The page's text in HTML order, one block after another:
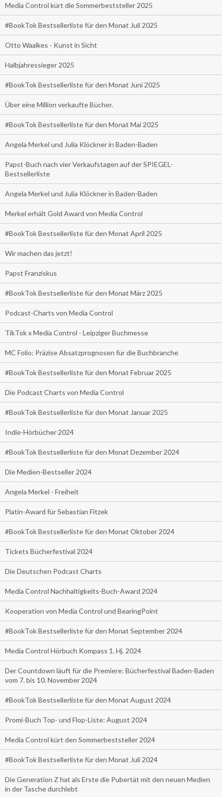
Media Control kürt die Sommerbeststeller 2025
#BookTok Bestsellerliste für den Monat Juli 2025
Otto Waalkes - Kunst in Sicht
Halbjahressieger 2025
#BookTok Bestsellerliste für den Monat Juni 2025
Über eine Million verkaufte Bücher.
#BookTok Bestsellerliste für den Monat Mai 2025
Angela Merkel und Julia Klöckner in Baden-Baden
Papst-Buch nach vier Verkaufstagen auf der SPIEGEL-
Bestsellerliste
Angela Merkel und Julia Klöckner in Baden-Baden
Merkel erhält Gold Award von Media Control
#BookTok Bestsellerliste für den Monat April 2025
Wir machen das jetzt!
Papst Franziskus
#BookTok Bestsellerliste für den Monat März 2025
Podcast-Charts von Media Control
TikTok x Media Control - Leipziger Buchmesse
MC Folio: Präzise Absatzprognosen für die Buchbranche
#BookTok Bestsellerliste für den Monat Februar 2025
Die Podcast Charts von Media Control
#BookTok Bestsellerliste für den Monat Januar 2025
Indie-Hörbücher 2024
#BookTok Bestsellerliste für den Monat Dezember 2024
Die Medien-Bestseller 2024
Angela Merkel - Freiheit
Platin-Award für Sebastian Fitzek
#BookTok Bestsellerliste für den Monat Oktober 2024
Tickets Bücherfestival 2024
Die Deutschen Podcast Charts
Media Control Nachhaltigkeits-Buch-Award 2024
Kooperation von Media Control und BearingPoint
#BookTok Bestsellerliste für den Monat September 2024
Media Control Hörbuch Kompass 1. Hj. 2024
Der Countdown läuft für die Premiere: Bücherfestival Baden-Baden
vom 7. bis 10. November 2024
#BookTok Bestsellerliste für den Monat August 2024
Promi-Buch Top- und Flop-Liste: August 2024
Media Control kürt den Sommerbeststeller 2024
#BookTok Bestsellerliste für den Monat Juli 2024
Die Generation Z hat als Erste die Pubertät mit den neuen Medien
in der Tasche durchlebt